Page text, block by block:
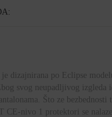
je dizajnirana po Eclipse
svog neupadljivog izgleda
Što ze
CE-nivo 1 protektori se